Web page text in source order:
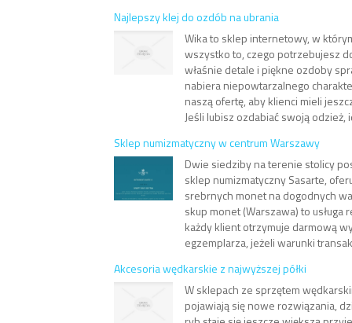
Najlepszy klej do ozdób na ubrania
Wika to sklep internetowy, w
wszystko to, czego potrzebujesz
właśnie detale i piękne ozdoby
nabiera niepowtarzalnego
naszą ofertę, aby klienci mieli
Jeśli lubisz ozdabiać swoją odzież,
Sklep numizmatyczny w centrum Warszawy
Dwie siedziby na terenie stolicy
sklep numizmatyczny Sasarte,
srebrnych monet na dogodnych
skup monet (Warszawa) to usługa
każdy klient otrzymuje darmową
egzemplarza, jeżeli warunki
Akcesoria wędkarskie z najwyższej półki
W sklepach ze sprzętem
pojawiają się nowe rozwiązania,